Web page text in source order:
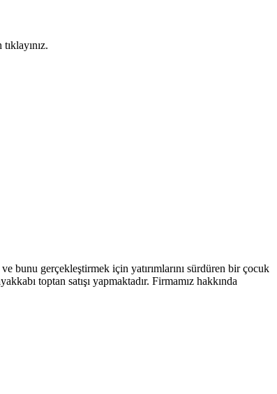
bunu gerçekleştirmek için yatırımlarını sürdüren bir çocuk
toptan satışı yapmaktadır. Firmamız hakkında